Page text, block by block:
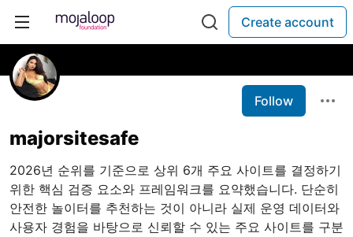
Create account
Follow
majorsitesafe
2026년 순위를 기준으로 상위 6개 주요 사이트를 결정하기
위한 핵심 검증 요소와 프레임워크를 요약했습니다. 단순히
안전한 놀이터를 추천하는 것이 아니라 실제 운영 데이터와
사용자 경험을 바탕으로 신뢰할 수 있는 주요 사이트를 구분